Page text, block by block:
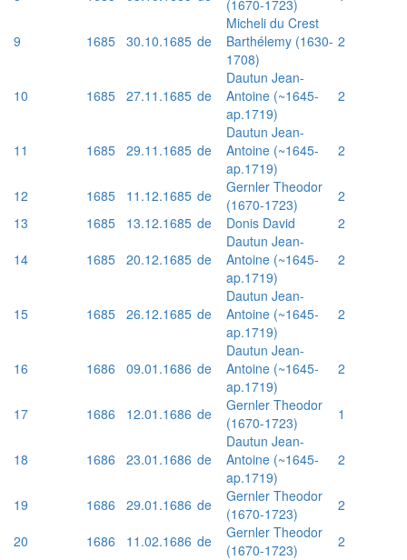
(1670-1723)
9 1685 30.10.1685 de
Micheli du Crest
Barthélemy (1630-
1708)
2
10 1685 27.11.1685 de
Dautun Jean-
Antoine (~1645-
ap.1719)
2
11 1685 29.11.1685 de
Dautun Jean-
Antoine (~1645-
ap.1719)
2
12 1685 11.12.1685 de
Gernler Theodor
(1670-1723)
2
13
1685 13.12.1685 de Donis David
2
14
1685 20.12.1685 de
Dautun Jean-
Antoine (~1645-
ap.1719)
2
15 1685 26.12.1685 de
Dautun Jean-
Antoine (~1645-
ap.1719)
2
16 1686 09.01.1686 de
Dautun Jean-
Antoine (~1645-
ap.1719)
2
17 1686 12.01.1686 de
Gernler Theodor
(1670-1723)
1
18 1686 23.01.1686 de
Dautun Jean-
Antoine (~1645-
ap.1719)
2
19 1686 29.01.1686 de
Gernler Theodor
(1670-1723)
2
20
1686 11.02.1686 de
Gernler Theodor
(1670-1723)
2